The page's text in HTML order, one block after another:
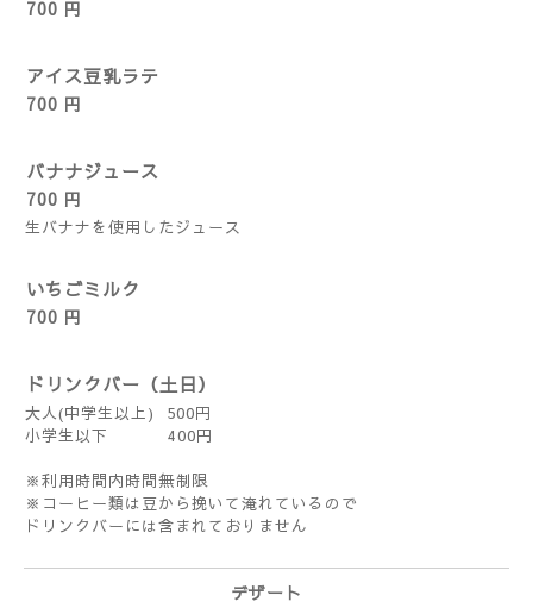
700 円
アイス豆乳ラテ
700 円
バナナジュース
700 円
生バナナを使用したジュース
いちごミルク
700 円
ドリンクバー（土日）
大人(中学生以上) 500円
小学生以下 400円
※利用時間内時間無制限
※コーヒー類は豆から挽いて淹れているので
ドリンクバーには含まれておりません
デザート